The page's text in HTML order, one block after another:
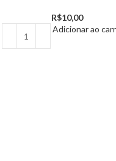
R$10,00
Adicionar ao